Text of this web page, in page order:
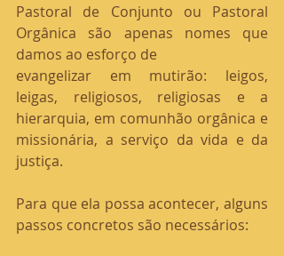
Pastoral de Conjunto ou Pastoral
Orgânica são apenas nomes que
damos ao esforço de
evangelizar em mutirão: leigos,
leigas, religiosos, religiosas e a
hierarquia, em comunhão orgânica e
missionária, a serviço da vida e da
justiça.
Para que ela possa acontecer, alguns
passos concretos são necessários: